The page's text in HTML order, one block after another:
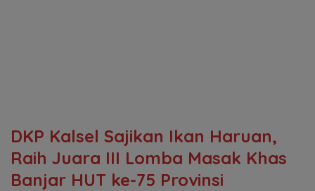
DKP Kalsel Sajikan Ikan Haruan,
Raih Juara III Lomba Masak Khas
Banjar HUT ke-75 Provinsi